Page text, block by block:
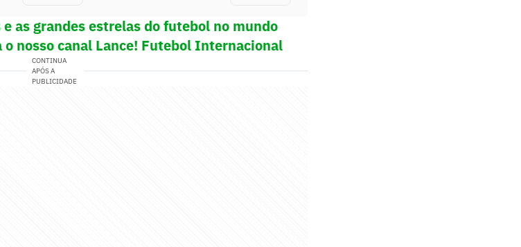
as grandes estrelas do futebol no mundo
nosso canal Lance! Futebol Internacional
CONTINUA
APÓS A
PUBLICIDADE